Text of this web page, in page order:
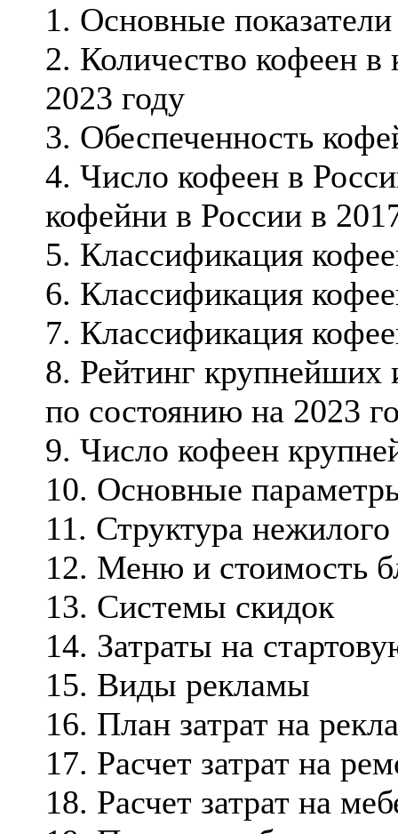
1. Основные
2. Количество кофеен
2023 году
3. Обеспеченность
4. Число кофеен в
кофейни в России в
5. Классификация
6. Классификация
7. Классификация
8. Рейтинг крупнейших
по состоянию на 2023
9. Число кофеен
10. Основные
11. Структура
12. Меню и стоимость
13. Системы скидок
14. Затраты на
15. Виды рекламы
16. План затрат на
17. Расчет затрат на
18. Расчет затрат на